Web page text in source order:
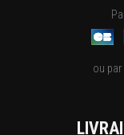
ou par